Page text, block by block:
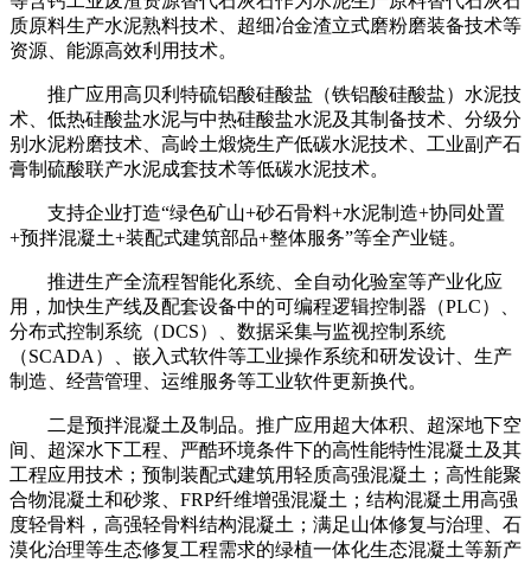
质原料生产水泥熟料技术、超细冶金渣立式磨粉磨装备技术等
资源、能源高效利用技术。
推广应用高贝利特硫铝酸硅酸盐（铁铝酸硅酸盐）水泥技
术、低热硅酸盐水泥与中热硅酸盐水泥及其制备技术、分级分
别水泥粉磨技术、高岭土煅烧生产低碳水泥技术、工业副产石
膏制硫酸联产水泥成套技术等低碳水泥技术。
支持企业打造“绿色矿山+砂石骨料+水泥制造+协同处置
+预拌混凝土+装配式建筑部品+整体服务”等全产业链。
推进生产全流程智能化系统、全自动化验室等产业化应
用，加快生产线及配套设备中的可编程逻辑控制器（PLC）、
分布式控制系统（DCS）、数据采集与监视控制系统
（SCADA）、嵌入式软件等工业操作系统和研发设计、生产
制造、经营管理、运维服务等工业软件更新换代。
二是预拌混凝土及制品。推广应用超大体积、超深地下空
间、超深水下工程、严酷环境条件下的高性能特性混凝土及其
工程应用技术；预制装配式建筑用轻质高强混凝土；高性能聚
合物混凝土和砂浆、FRP纤维增强混凝土；结构混凝土用高强
度轻骨料，高强轻骨料结构混凝土；满足山体修复与治理、石
漠化治理等生态修复工程需求的绿植一体化生态混凝土等新产